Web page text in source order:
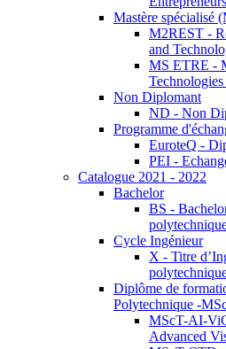
Mastère spécialisé
M2REST -
and
MS ETRE -
Non Diplomant
ND - Non
Programme
EuroteQ -
PEI -
Catalogue 2021 - 2022
Bachelor
BS -
Cycle Ingénieur
X - Titre
Diplôme de
Polytechnique -
MScT-AI-
Advanced